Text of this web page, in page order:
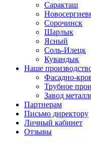
Саракташ
Сорочинск
Шарлык
Ясный
Соль-Илецк
Кувандык
Наше
Фасадно-
Трубное
Завод
Партнерам
Письмо директору
Личный кабинет
Отзывы